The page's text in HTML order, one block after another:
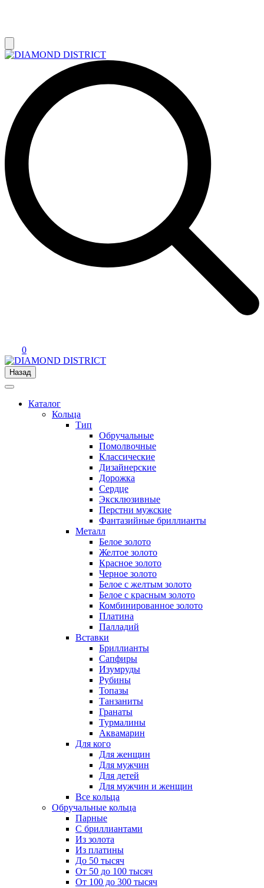
0
Назад
Каталог
Кольца
Тип
Обручальные
Помолвочные
Классические
Дизайнерские
Дорожка
Сердце
Эксклюзивные
Перстни мужские
Фантазийные бриллианты
Металл
Белое золото
Желтое золото
Красное золото
Черное золото
Белое с желтым золото
Белое с красным золото
Комбинированное золото
Платина
Палладий
Вставки
Бриллианты
Сапфиры
Изумруды
Рубины
Топазы
Танзаниты
Гранаты
Турмалины
Аквамарин
Для кого
Для женщин
Для мужчин
Для детей
Для мужчин и женщин
Все кольца
Обручальные кольца
Парные
С бриллиантами
Из золота
Из платины
До 50 тысяч
От 50 до 100 тысяч
От 100 до 300 тысяч